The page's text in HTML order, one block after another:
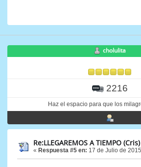
cholulita
2216
Haz el espacio para que los
Re:LLEGAREMOS A TIEMPO (Cris)
« Respuesta #5 en: 17 de Julio de